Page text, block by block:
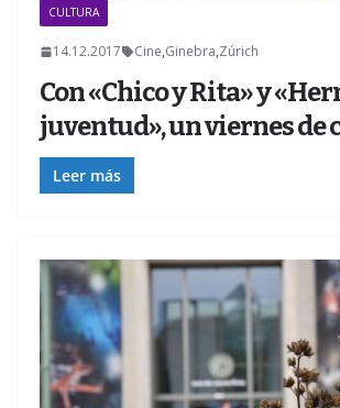
CULTURA
14.12.2017 Cine,Ginebra,Zúrich
Con «Chico y Rita» y
juventud», un viernes de
Leer más